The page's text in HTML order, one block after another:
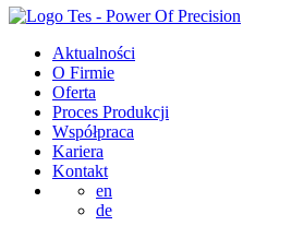
Aktualności
O Firmie
Oferta
Proces Produkcji
Współpraca
Kariera
Kontakt
en
de